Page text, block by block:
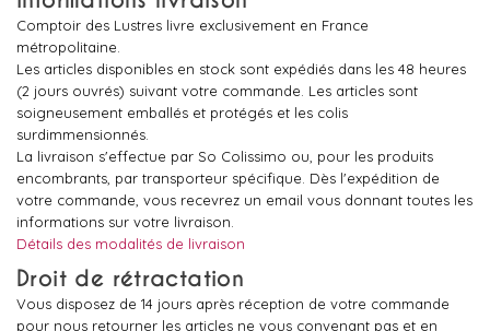
Comptoir des Lustres livre exclusivement en France
métropolitaine.
Les articles disponibles en stock sont expédiés dans les 48 heures
(2 jours ouvrés) suivant votre commande. Les articles sont
soigneusement emballés et protégés et les colis
surdimmensionnés.
La livraison s'effectue par So Colissimo ou, pour les produits
encombrants, par transporteur spécifique. Dès l'expédition de
votre commande, vous recevrez un email vous donnant toutes les
informations sur votre livraison.
Détails des modalités de livraison
Droit de rétractation
Vous disposez de 14 jours après réception de votre commande
pour nous retourner les articles ne vous convenant pas et en